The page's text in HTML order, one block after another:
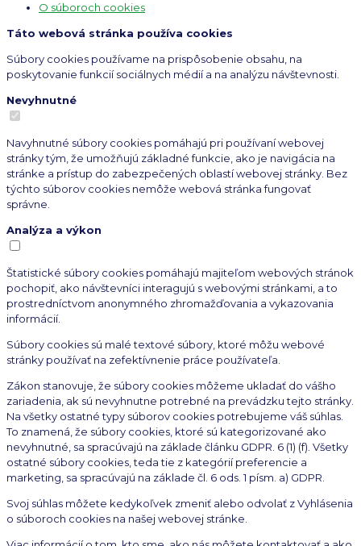
O súboroch cookies
Táto webová stránka používa cookies
Súbory cookies používame na prispôsobenie obsahu, na
poskytovanie funkcií sociálnych médií a na analýzu návštevnosti.
Nevyhnutné
Navyhnutné súbory cookies pomáhajú pri používaní webovej
stránky tým, že umožňujú základné funkcie, ako je navigácia na
stránke a prístup do zabezpečených oblastí webovej stránky. Bez
týchto súborov cookies nemôže webová stránka fungovať
správne.
Analýza a výkon
Štatistické súbory cookies pomáhajú majiteľom webových stránok
pochopiť, ako návštevníci interagujú s webovými stránkami, a to
prostredníctvom anonymného zhromažďovania a vykazovania
informácií.
Súbory cookies sú malé textové súbory, ktoré môžu webové
stránky používať na zefektívnenie práce používateľa.
Zákon stanovuje, že súbory cookies môžeme ukladať do vášho
zariadenia, ak sú nevyhnutne potrebné na prevádzku tejto stránky.
Na všetky ostatné typy súborov cookies potrebujeme váš súhlas.
To znamená, že súbory cookies, ktoré sú kategorizované ako
nevyhnutné, sa spracúvajú na základe článku GDPR. 6 (1) (f). Všetky
ostatné súbory cookies, teda tie z kategórií preferencie a
marketing, sa spracúvajú na základe čl. 6 ods. 1 písm. a) GDPR.
Svoj súhlas môžete kedykoľvek zmeniť alebo odvolať z Vyhlásenia
o súboroch cookies na našej webovej stránke.